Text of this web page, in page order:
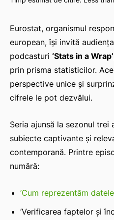
Eurostat, organismul
european, își invită
podcasturi ‘Stats in a Wrap’
prin prisma statisticilor.
perspective unice și
cifrele le pot dezvălui.
Seria ajunsă la sezonul trei
subiecte captivante și
contemporană. Printre
numără:
‘Cum reprezentăm
‘Verificarea faptelor și